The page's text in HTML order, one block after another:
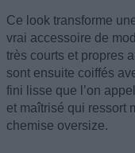
Ce look transforme
vrai accessoire de
très courts et propres
sont ensuite coiffés
fini lisse que l’on
et maîtrisé qui ressort
chemise oversize.